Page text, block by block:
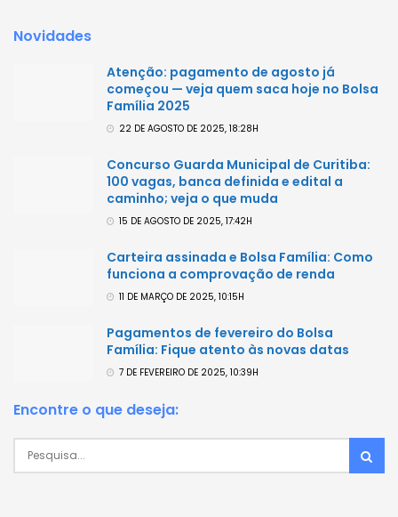
Novidades
Atenção: pagamento de agosto já
começou — veja quem saca hoje no Bolsa
Família 2025
22 DE AGOSTO DE 2025, 18:28H
Concurso Guarda Municipal de Curitiba:
100 vagas, banca definida e edital a
caminho; veja o que muda
15 DE AGOSTO DE 2025, 17:42H
Carteira assinada e Bolsa Família: Como
funciona a comprovação de renda
11 DE MARÇO DE 2025, 10:15H
Pagamentos de fevereiro do Bolsa
Família: Fique atento às novas datas
7 DE FEVEREIRO DE 2025, 10:39H
Encontre o que deseja: